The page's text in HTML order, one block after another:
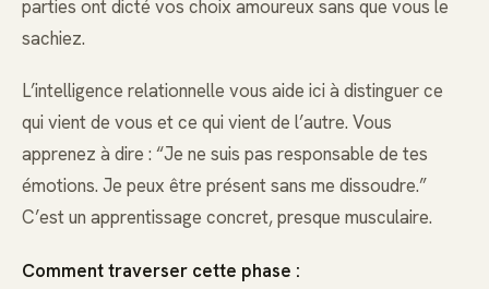
parties ont dicté vos choix amoureux sans que vous le
sachiez.
L’intelligence relationnelle vous aide ici à distinguer ce
qui vient de vous et ce qui vient de l’autre. Vous
apprenez à dire : “Je ne suis pas responsable de tes
émotions. Je peux être présent sans me dissoudre.”
C’est un apprentissage concret, presque musculaire.
Comment traverser cette phase :